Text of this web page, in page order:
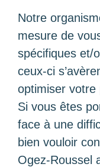
Notre
mesure de
spécifiques et/
ceux-ci
optimiser votre
Si vous êtes
face à une
bien vouloir
Ogez-Roussel